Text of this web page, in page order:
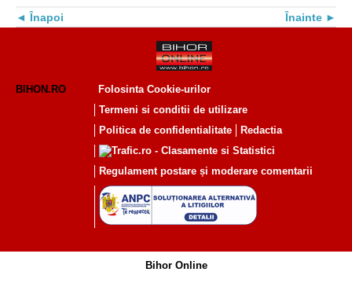
Înapoi Înainte
BIHON.RO
Folosinta Cookie-urilor
Termeni si conditii de utilizare
Politica de confidentialitate
Redactia
Regulament postare și moderare comentarii
Bihor Online